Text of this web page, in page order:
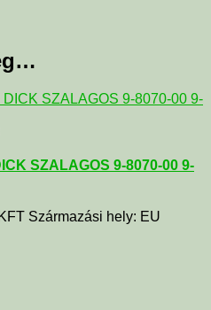
SZALAGOS 9-8070-00 9-
Származási hely: EU